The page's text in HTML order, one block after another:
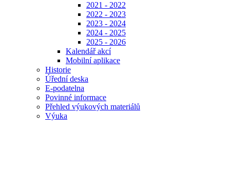
2021 - 2022
2022 - 2023
2023 - 2024
2024 - 2025
2025 - 2026
Kalendář akcí
Mobilní aplikace
Historie
Úřední deska
E-podatelna
Povinné informace
Přehled výukových materiálů
Výuka